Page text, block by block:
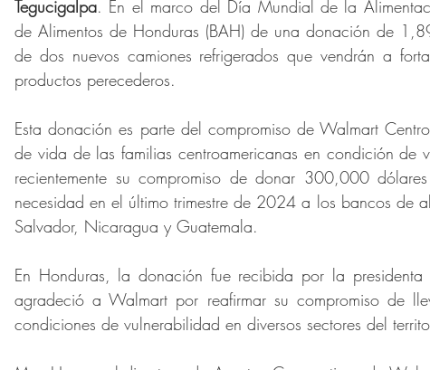
Tegucigalpa. En el marco del Día Mundial de la
de Alimentos de Honduras (BAH) de una donación de
de dos nuevos camiones refrigerados que vendrán a
productos perecederos.
Esta donación es parte del compromiso de Walmart
de vida de las familias centroamericanas en condición
recientemente su compromiso de donar 300,000
necesidad en el último trimestre de 2024 a los bancos de
Salvador, Nicaragua y Guatemala.
En Honduras, la donación fue recibida por la
agradeció a Walmart por reafirmar su compromiso de
condiciones de vulnerabilidad en diversos sectores del